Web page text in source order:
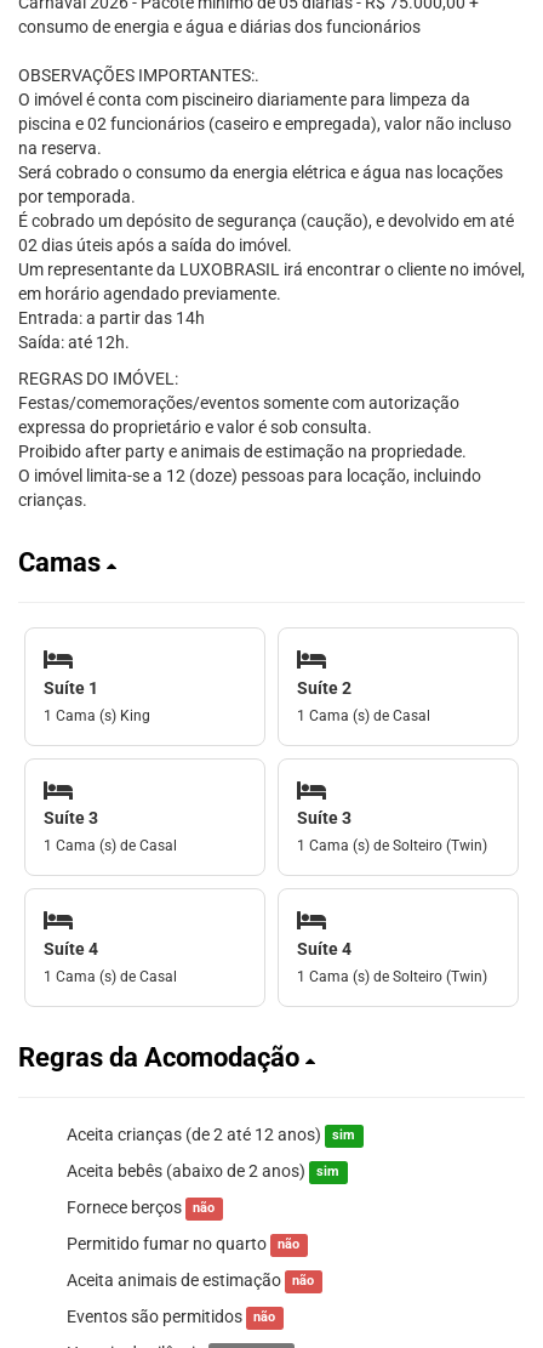
consumo de energia e água e diárias dos funcionários
OBSERVAÇÕES IMPORTANTES:.
O imóvel é conta com piscineiro diariamente para limpeza da
piscina e 02 funcionários (caseiro e empregada), valor não incluso
na reserva.
Será cobrado o consumo da energia elétrica e água nas locações
por temporada.
É cobrado um depósito de segurança (caução), e devolvido em até
02 dias úteis após a saída do imóvel.
Um representante da LUXOBRASIL irá encontrar o cliente no imóvel,
em horário agendado previamente.
Entrada: a partir das 14h
Saída: até 12h.
REGRAS DO IMÓVEL:
Festas/comemorações/eventos somente com autorização
expressa do proprietário e valor é sob consulta.
Proibido after party e animais de estimação na propriedade.
O imóvel limita-se a 12 (doze) pessoas para locação, incluindo
crianças.
Camas
Suíte 1
1 Cama (s) King
Suíte 2
1 Cama (s) de Casal
Suíte 3
1 Cama (s) de Casal
Suíte 3
1 Cama (s) de Solteiro (Twin)
Suíte 4
1 Cama (s) de Casal
Suíte 4
1 Cama (s) de Solteiro (Twin)
Regras da Acomodação
Aceita crianças (de 2 até 12 anos) sim
Aceita bebês (abaixo de 2 anos) sim
Fornece berços não
Permitido fumar no quarto não
Aceita animais de estimação não
Eventos são permitidos não